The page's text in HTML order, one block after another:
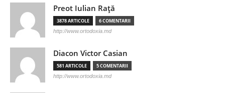
Preot Iulian Raţă
3878 ARTICOLE 6 COMENTARII
http://www.ortodoxia.md
Diacon Victor Casian
581 ARTICOLE 5 COMENTARII
http://www.ortodoxia.md